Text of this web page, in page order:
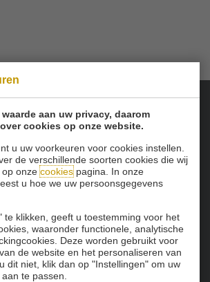
aan uw privacy, daarom
cookies op onze website.
u uw voorkeuren voor cookies instellen.
de verschillende soorten cookies die wij
op onzecookiespagina. In onze
u hoe we uw persoonsgegevens
te klikken, geeft u toestemming voor het
waaronder functionele, analytische
Deze worden gebruikt voor
de website en het personaliseren van
dit niet, klik dan op "Instellingen" om uw
te passen.
Onze sponsoren: